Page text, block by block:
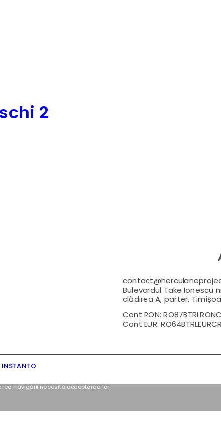
2
Bulevardul Take Ionescu
clădirea A, parter,
Cont RON:
Cont EUR:
navigării necesită acceptarea lor.